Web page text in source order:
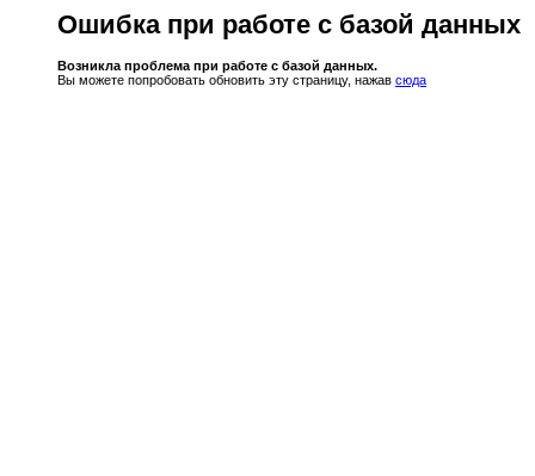
Ошибка при работе с базой данных
Возникла проблема при работе с базой данных.
Вы можете попробовать обновить эту страницу, нажав сюда